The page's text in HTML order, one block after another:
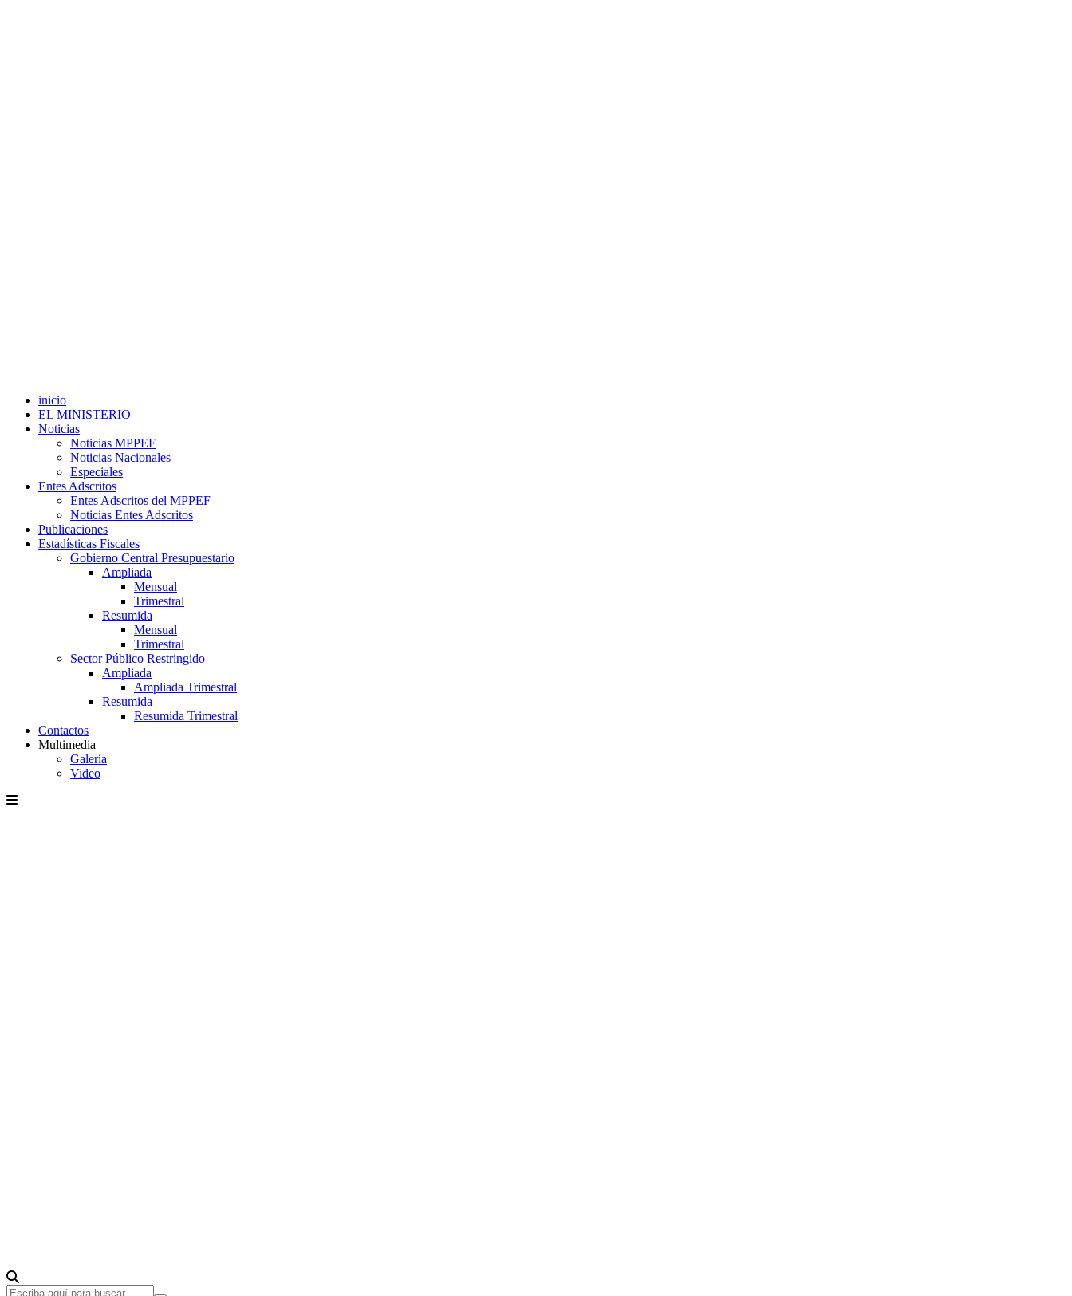
inicio
EL MINISTERIO
Noticias
Noticias MPPEF
Noticias Nacionales
Especiales
Entes Adscritos
Entes Adscritos del MPPEF
Noticias Entes Adscritos
Publicaciones
Estadísticas Fiscales
Gobierno Central Presupuestario
Ampliada
Mensual
Trimestral
Resumida
Mensual
Trimestral
Sector Público Restringido
Ampliada
Ampliada Trimestral
Resumida
Resumida Trimestral
Contactos
Multimedia
Galería
Video